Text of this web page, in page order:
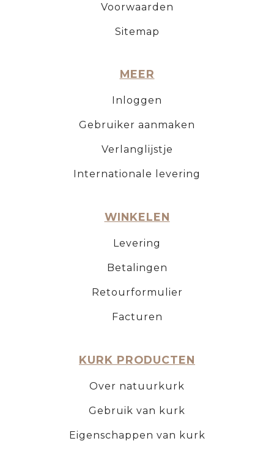
Voorwaarden
Sitemap
MEER
Inloggen
Gebruiker aanmaken
Verlanglijstje
Internationale levering
WINKELEN
Levering
Betalingen
Retourformulier
Facturen
KURK PRODUCTEN
Over natuurkurk
Gebruik van kurk
Eigenschappen van kurk